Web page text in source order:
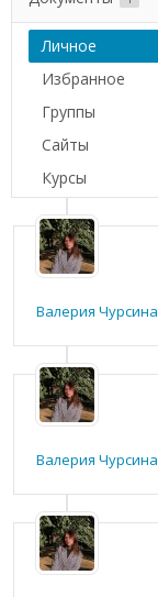
Личное
Избранное
Группы
Сайты
Курсы
Валерия Чурсина
Валерия Чурсина